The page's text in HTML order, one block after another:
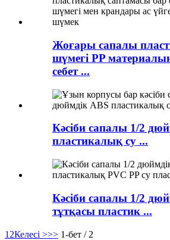
Жоғары сапалы
шүмегі PP
себет ...
Кәсіби сапалы 1/2
пластикалық су ...
Кәсіби сапалы 1/2
тұтқасы пластик ...
1 2Келесі >>> 1-бет / 2